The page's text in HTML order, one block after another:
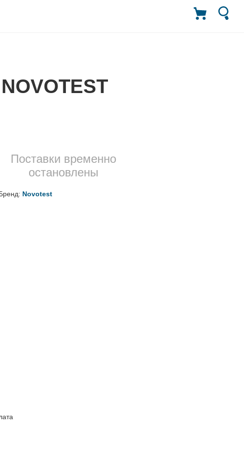
Поставки временно
остановлены
Novotest